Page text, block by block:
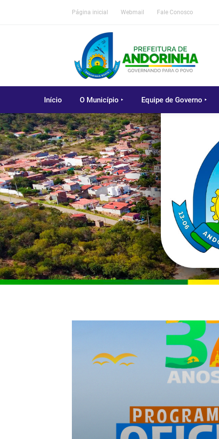
Página inicial Webmail Fale Conosco
Início O Município ‣ Equipe de Governo ‣
Previous